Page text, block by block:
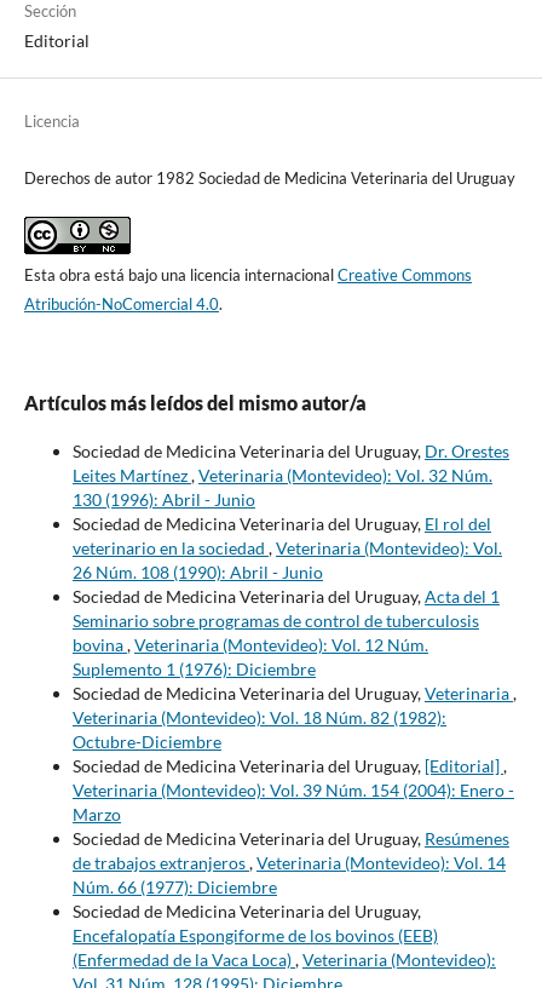
Sección
Editorial
Licencia
Derechos de autor 1982 Sociedad de Medicina Veterinaria del Uruguay
Esta obra está bajo una licencia internacionalCreative Commons
Atribución-NoComercial 4.0.
Artículos más leídos del mismo autor/a
Sociedad de Medicina Veterinaria del Uruguay, Dr. Orestes
Leites Martínez,Veterinaria (Montevideo): Vol. 32 Núm.
130 (1996): Abril - Junio
Sociedad de Medicina Veterinaria del Uruguay, El rol del
veterinario en la sociedad ,Veterinaria (Montevideo): Vol.
26 Núm. 108 (1990): Abril - Junio
Sociedad de Medicina Veterinaria del Uruguay,Acta del 1
Seminario sobre programas de control de tuberculosis
bovina,Veterinaria (Montevideo): Vol. 12 Núm.
Suplemento 1 (1976): Diciembre
Sociedad de Medicina Veterinaria del Uruguay,Veterinaria,
Veterinaria (Montevideo): Vol. 18 Núm. 82 (1982):
Octubre-Diciembre
Sociedad de Medicina Veterinaria del Uruguay, [Editorial],
Veterinaria (Montevideo): Vol. 39 Núm. 154 (2004): Enero -
Marzo
Sociedad de Medicina Veterinaria del Uruguay, Resúmenes
de trabajos extranjeros,Veterinaria (Montevideo): Vol. 14
Núm. 66 (1977): Diciembre
Sociedad de Medicina Veterinaria del Uruguay,
Encefalopatía Espongiforme de los bovinos (EEB)
(Enfermedad de la Vaca Loca),Veterinaria (Montevideo):